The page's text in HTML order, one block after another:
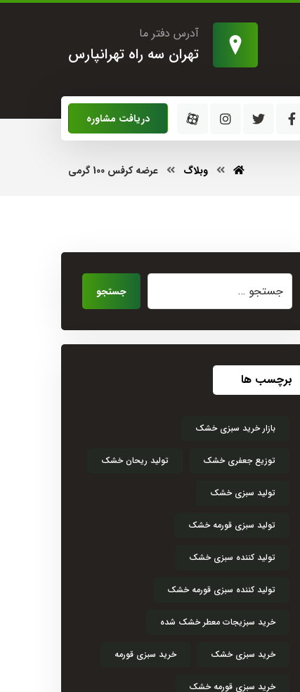
آدرس دفتر ما
تهران سه راه تهرانپارس
دریافت مشاوره
وبلاگ عرضه کرفس 100 گرمی
جستجو
برچسب ها
بازار خرید سبزی خشک
توزیع جعفری خشک تولید ریحان خشک
تولید سبزی خشک
تولید سبزی قورمه خشک
تولید کننده سبزی خشک
تولید کننده سبزی قورمه خشک
خرید سبزیجات معطر خشک شده
خرید سبزی خشک خرید سبزی قورمه
خرید سبزی قورمه خشک